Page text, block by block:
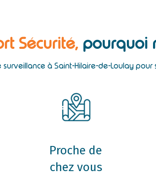
Sécurité, pourquoi
à Saint-Hilaire-de-Loulay pour
Proche de
chez vous